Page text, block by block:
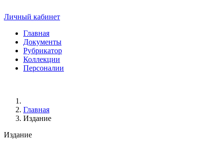
Личный кабинет
Главная
Документы
Рубрикатор
Коллекции
Персоналии
Главная
Издание
Издание